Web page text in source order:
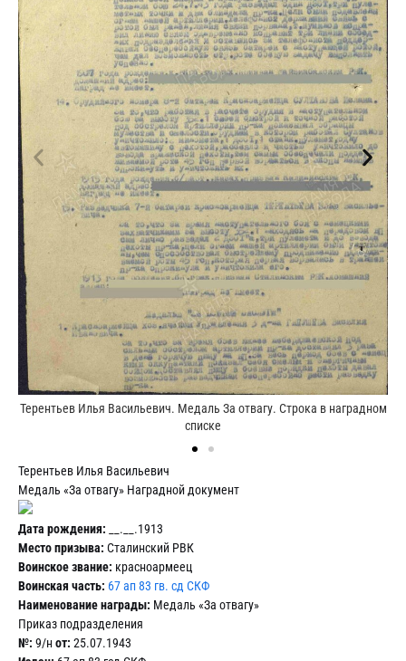
Терентьев Илья Васильевич. Медаль За отвагу. Строка в наградном
списке
Терентьев Илья Васильевич
Медаль «За отвагу» Наградной документ
Дата рождения: __.__.1913
Место призыва: Сталинский РВК
Воинское звание: красноармеец
Воинская часть: 67 ап 83 гв. сд СКФ
Наименование награды: Медаль «За отвагу»
Приказ подразделения
№: 9/нот: 25.07.1943